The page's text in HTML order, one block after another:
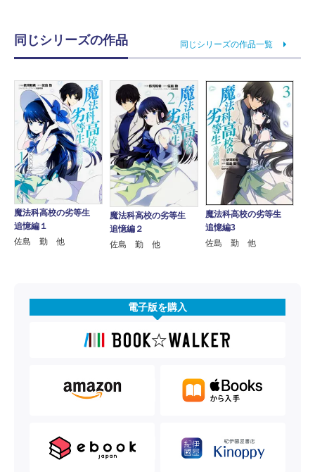
同じシリーズの作品 同じシリーズの作品一覧
魔法科高校の劣等生
追憶編１
佐島 勤 他
魔法科高校の劣等生
追憶編２
佐島 勤 他
魔法科高校の劣等生
追憶編3
佐島 勤 他
電子版を購入